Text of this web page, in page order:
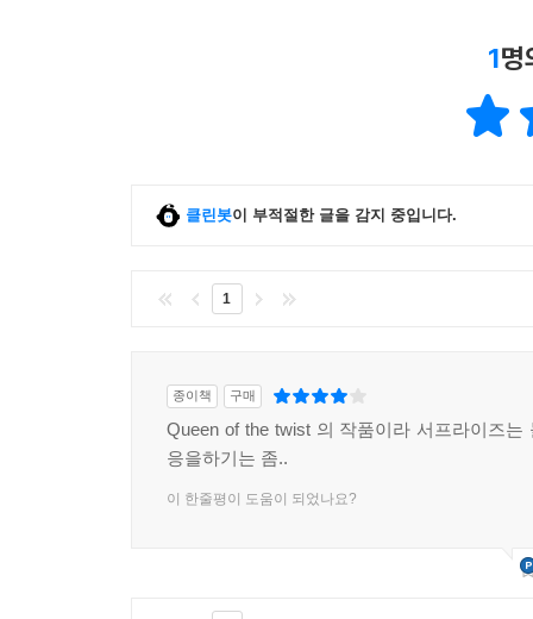
1명
클린봇이 부적절한 글을 감지 중입니다.
1
종이책 구매
Queen of the twist 의 작품이라 서프라이즈는
응을하기는 좀..
이 한줄평이 도움이 되었나요?